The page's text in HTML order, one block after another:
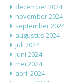
december 2024
november 2024
september 2024
augustus 2024
juli 2024
juni 2024
mei 2024
april 2024